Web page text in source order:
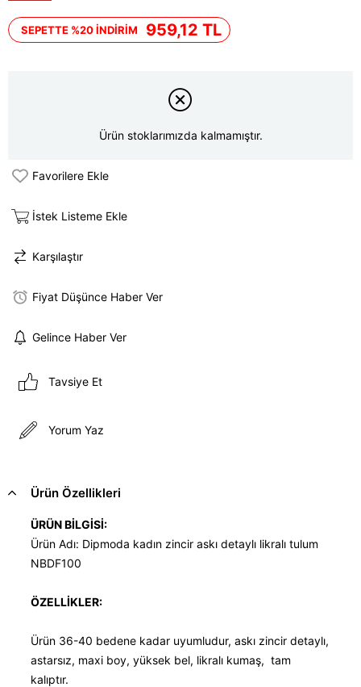
SEPETTE %20 İNDİRİM 959,12 TL
Ürün stoklarımızda kalmamıştır.
Favorilere Ekle
İstek Listeme Ekle
Karşılaştır
Fiyat Düşünce Haber Ver
Gelince Haber Ver
Tavsiye Et
Yorum Yaz
Ürün Özellikleri
ÜRÜN BİLGİSİ:
Ürün Adı: Dipmoda kadın zincir askı detaylı likralı tulum
NBDF100
ÖZELLİKLER:
Ürün 36-40 bedene kadar uyumludur, askı zincir detaylı,
astarsız, maxi boy, yüksek bel, likralı kumaş, tam
kalıptır.